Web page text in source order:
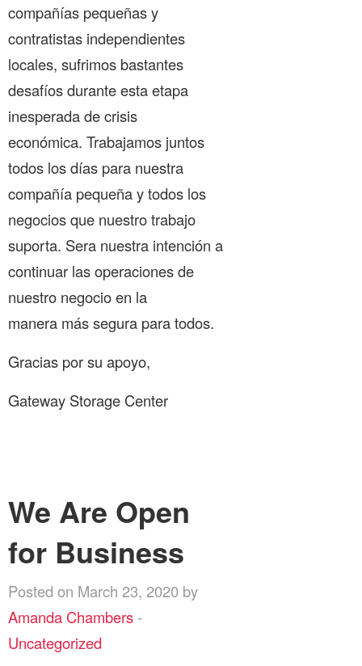
compañías pequeñas y
contratistas independientes
locales, sufrimos bastantes
desafíos durante esta etapa
inesperada de crisis
económica. Trabajamos juntos
todos los días para nuestra
compañía pequeña y todos los
negocios que nuestro trabajo
suporta. Sera nuestra intención a
continuar las operaciones de
nuestro negocio en la
manera más segura para todos.
Gracias por su apoyo,
Gateway Storage Center
We Are Open
for Business
Posted on March 23, 2020 by
Amanda Chambers -
Uncategorized